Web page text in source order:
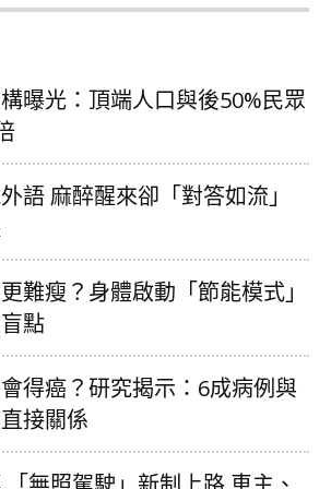
曝光：頂端人口與後50%民眾
語 麻醉醒來卻「對答如流」
難瘦？身體啟動「節能模式」
點
得癌？研究揭示：6成病例與
接關係